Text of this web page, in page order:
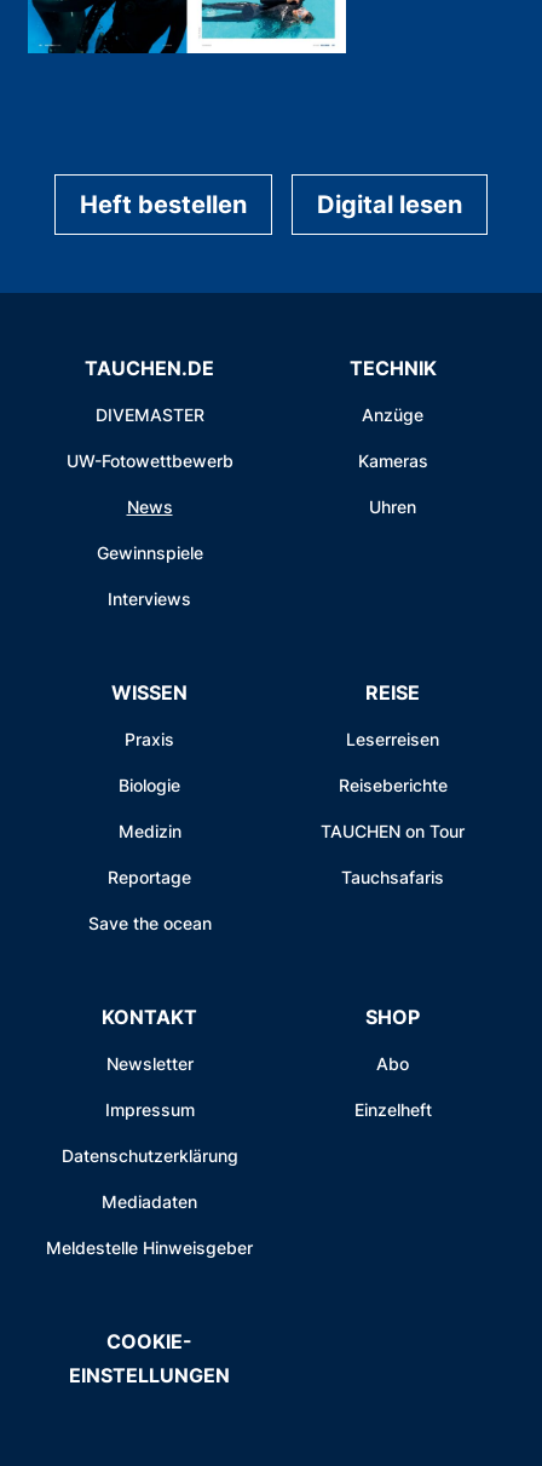
Heft bestellen Digital lesen
TAUCHEN.DE
DIVEMASTER
UW-Fotowettbewerb
News
Gewinnspiele
Interviews
TECHNIK
Anzüge
Kameras
Uhren
WISSEN
Praxis
Biologie
Medizin
Reportage
Save the ocean
REISE
Leserreisen
Reiseberichte
TAUCHEN on Tour
Tauchsafaris
KONTAKT
Newsletter
Impressum
Datenschutzerklärung
Mediadaten
Meldestelle Hinweisgeber
SHOP
Abo
Einzelheft
COOKIE-
EINSTELLUNGEN